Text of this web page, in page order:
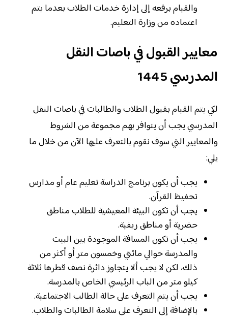
والقيام برفعه إلى إدارة خدمات الطلاب بعدما يتم
اعتماده من وزارة التعليم.
معايير القبول في باصات النقل
المدرسي 1445
لكي يتم القيام بقبول الطلاب والطالبات في باصات النقل
المدرسي يجب أن يتوافر بهم مجموعة من الشروط
والمعايير التي سوف نقوم بالتعرف عليها الآن من خلال ما
يلي:
يجب أن يكون برنامج الدراسة تعليم عام أو مدارس
تحفيظ القرآن.
يجب أن تكون البيئة المعيشية للطلاب مناطق
حضرية أو مناطق ريفية.
يجب أن تكون المسافة الموجودة بين البيت
والمدرسة حوالي مائتي وخمسون متر أو أكثر من
ذلك، لكن لا يجب ألا يتجاوز دائرة نصف قطرها ثلاثة
كيلو متر من الباب الرئيسي الخاص بالمدرسة.
يجب أن يتم التعرف على حالة الطالب الاجتماعية.
بالإضافة إلى التعرف على سلامة الطالبات والطلاب.